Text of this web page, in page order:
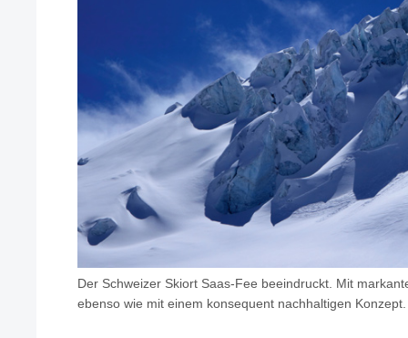
Der Schweizer Skiort Saas-Fee beeindruckt. Mit
ebenso wie mit einem konsequent nachhaltigen Konzept.